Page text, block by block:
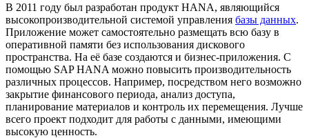
В 2011 году был разработан продукт HANA, являющийся
высокопроизводительной системой управления базы данных.
Приложение может самостоятельно размещать всю базу в
оперативной памяти без использования дискового
пространства. На её базе создаются и бизнес-приложения. C
помощью SAP HANA можно повысить производительность
различных процессов. Например, посредством него возможно
закрытие финансового периода, анализ доступа,
планирование материалов и контроль их перемещения. Лучше
всего проект подходит для работы с данными, имеющими
высокую ценность.